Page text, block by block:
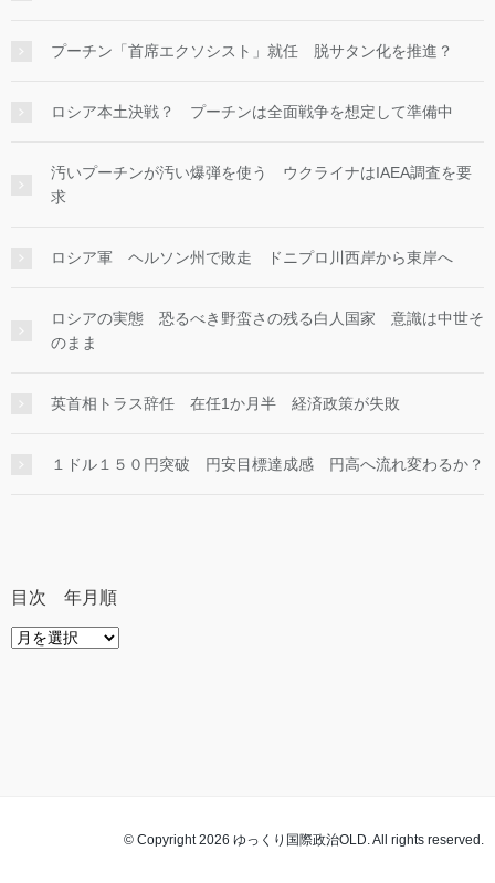
プーチン「首席エクソシスト」就任 脱サタン化を推進？
ロシア本土決戦？ プーチンは全面戦争を想定して準備中
汚いプーチンが汚い爆弾を使う ウクライナはIAEA調査を要
求
ロシア軍 ヘルソン州で敗走 ドニプロ川西岸から東岸へ
ロシアの実態 恐るべき野蛮さの残る白人国家 意識は中世そ
のまま
英首相トラス辞任 在任1か月半 経済政策が失敗
１ドル１５０円突破 円安目標達成感 円高へ流れ変わるか？
目次 年月順
目
© Copyright 2026 ゆっくり国際政治OLD. All rights reserved.